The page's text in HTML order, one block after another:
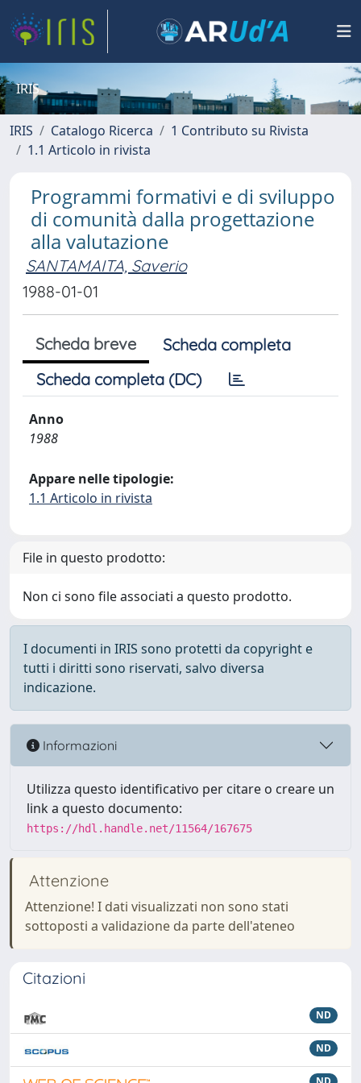
IRIS
IRIS Catalogo Ricerca
1 Contributo su Rivista
1.1 Articolo in rivista
Programmi formativi e di sviluppo
di comunità dalla progettazione
alla valutazione
SANTAMAITA, Saverio
1988-01-01
Scheda breve
Scheda completa
Scheda completa (DC)
Anno
1988
Appare nelle tipologie:
1.1 Articolo in rivista
File in questo prodotto:
Non ci sono file associati a questo prodotto.
I documenti in IRIS sono protetti da copyright e
tutti i diritti sono riservati, salvo diversa
indicazione.
Informazioni
Utilizza questo identificativo per citare o creare un
link a questo documento:
https://hdl.handle.net/11564/167675
Attenzione
Attenzione! I dati visualizzati non sono stati
sottoposti a validazione da parte dell'ateneo
Citazioni
ND
ND